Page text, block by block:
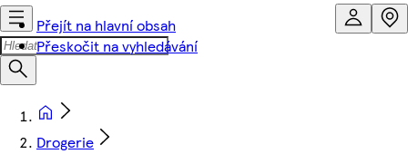
Přejít na hlavní obsah
Přeskočit na vyhledávání
Drogerie